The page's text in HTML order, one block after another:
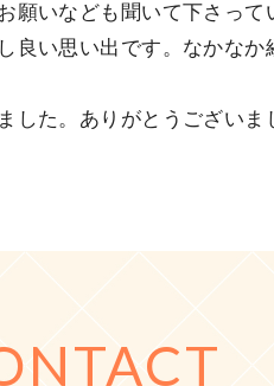
願いなども聞いて下さっ
良い思い出です。なかな
た。ありがとうございま